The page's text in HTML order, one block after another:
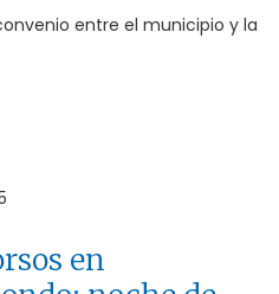
entre el municipio y la
en